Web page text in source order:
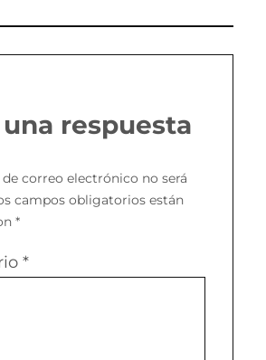
respuesta
correo electrónico no será
campos obligatorios están
*
*